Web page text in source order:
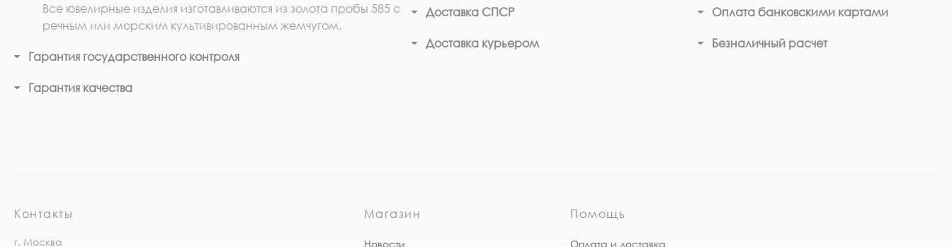
Все ювелирные изделия изготавливаются из золота пробы 585 с
речным или морским культивированным жемчугом.
Гарантия государственного контроля
Гарантия качества
Доставка СПСР
Доставка курьером
Оплата банковскими картами
Безналичный расчет
Контакты
г. Москва
Магазин
Новости
Помощь
Оплата и доставка